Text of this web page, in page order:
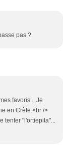
pas ?
favoris... Je
en Crète.<br />
tenter "l'ortiepita"...